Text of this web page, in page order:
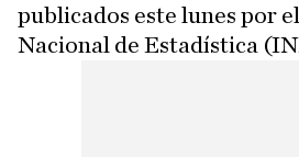
publicados este lunes por
Nacional de Estadística